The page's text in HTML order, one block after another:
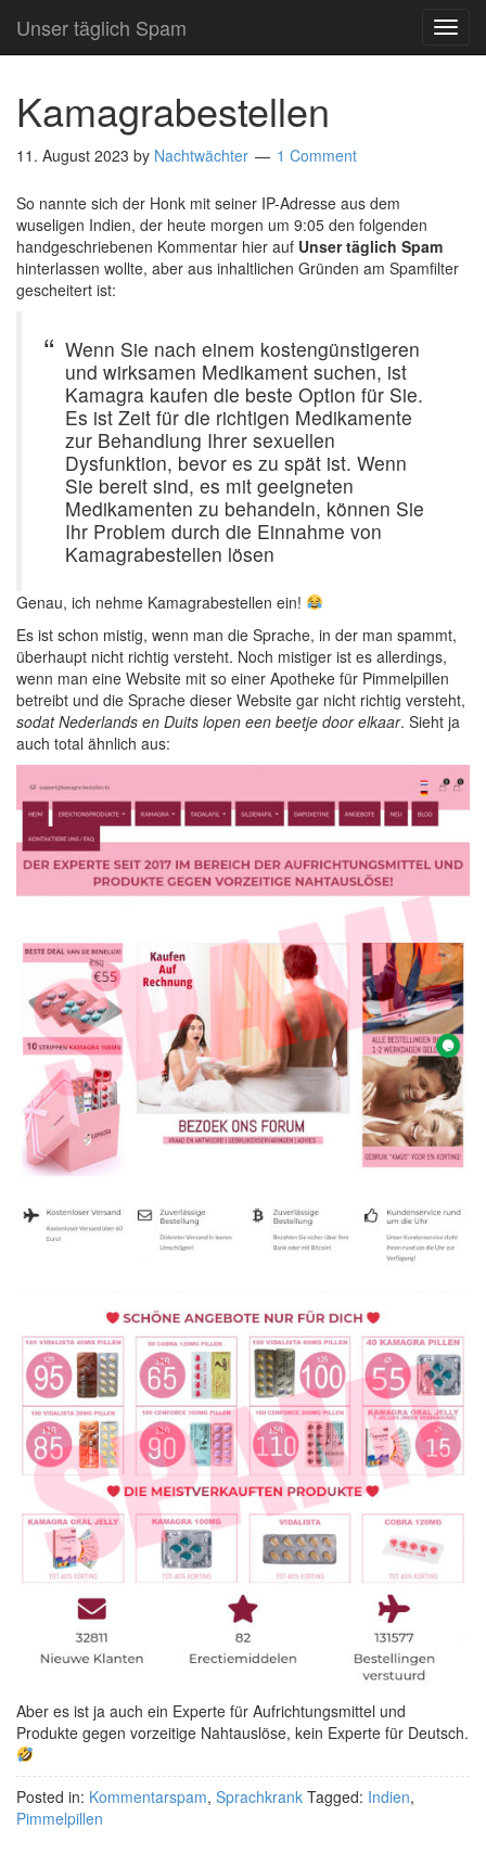
Unser täglich Spam
Kamagrabestellen
11. August 2023 by Nachtwächter 1 Comment
So nannte sich der Honk mit seiner IP-Adresse aus dem
wuseligen Indien, der heute morgen um 9:05 den folgenden
handgeschriebenen Kommentar hier auf Unser täglich Spam
hinterlassen wollte, aber aus inhaltlichen Gründen am Spamfilter
gescheitert ist:
Wenn Sie nach einem kostengünstigeren
und wirksamen Medikament suchen, ist
Kamagra kaufen die beste Option für Sie.
Es ist Zeit für die richtigen Medikamente
zur Behandlung Ihrer sexuellen
Dysfunktion, bevor es zu spät ist. Wenn
Sie bereit sind, es mit geeigneten
Medikamenten zu behandeln, können Sie
Ihr Problem durch die Einnahme von
Kamagrabestellen lösen
Genau, ich nehme Kamagrabestellen ein!
Es ist schon mistig, wenn man die Sprache, in der man spammt,
überhaupt nicht richtig versteht. Noch mistiger ist es allerdings,
wenn man eine Website mit so einer Apotheke für Pimmelpillen
betreibt und die Sprache dieser Website gar nicht richtig versteht,
sodat Nederlands en Duits lopen een beetje door elkaar. Sieht ja
auch total ähnlich aus:
Aber es ist ja auch ein Experte für Aufrichtungsmittel und
Produkte gegen vorzeitige Nahtauslöse, kein Experte für Deutsch.
Posted in: Kommentarspam, Sprachkrank Tagged: Indien,
Pimmelpillen